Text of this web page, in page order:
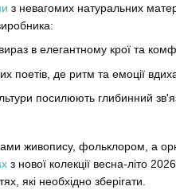
з невагомих натуральних
в елегантному крої та
поетів, де ритм та емоції
посилюють глибинний
живопису, фольклором, а
з нової колекції весна-літо
які необхідно зберігати.